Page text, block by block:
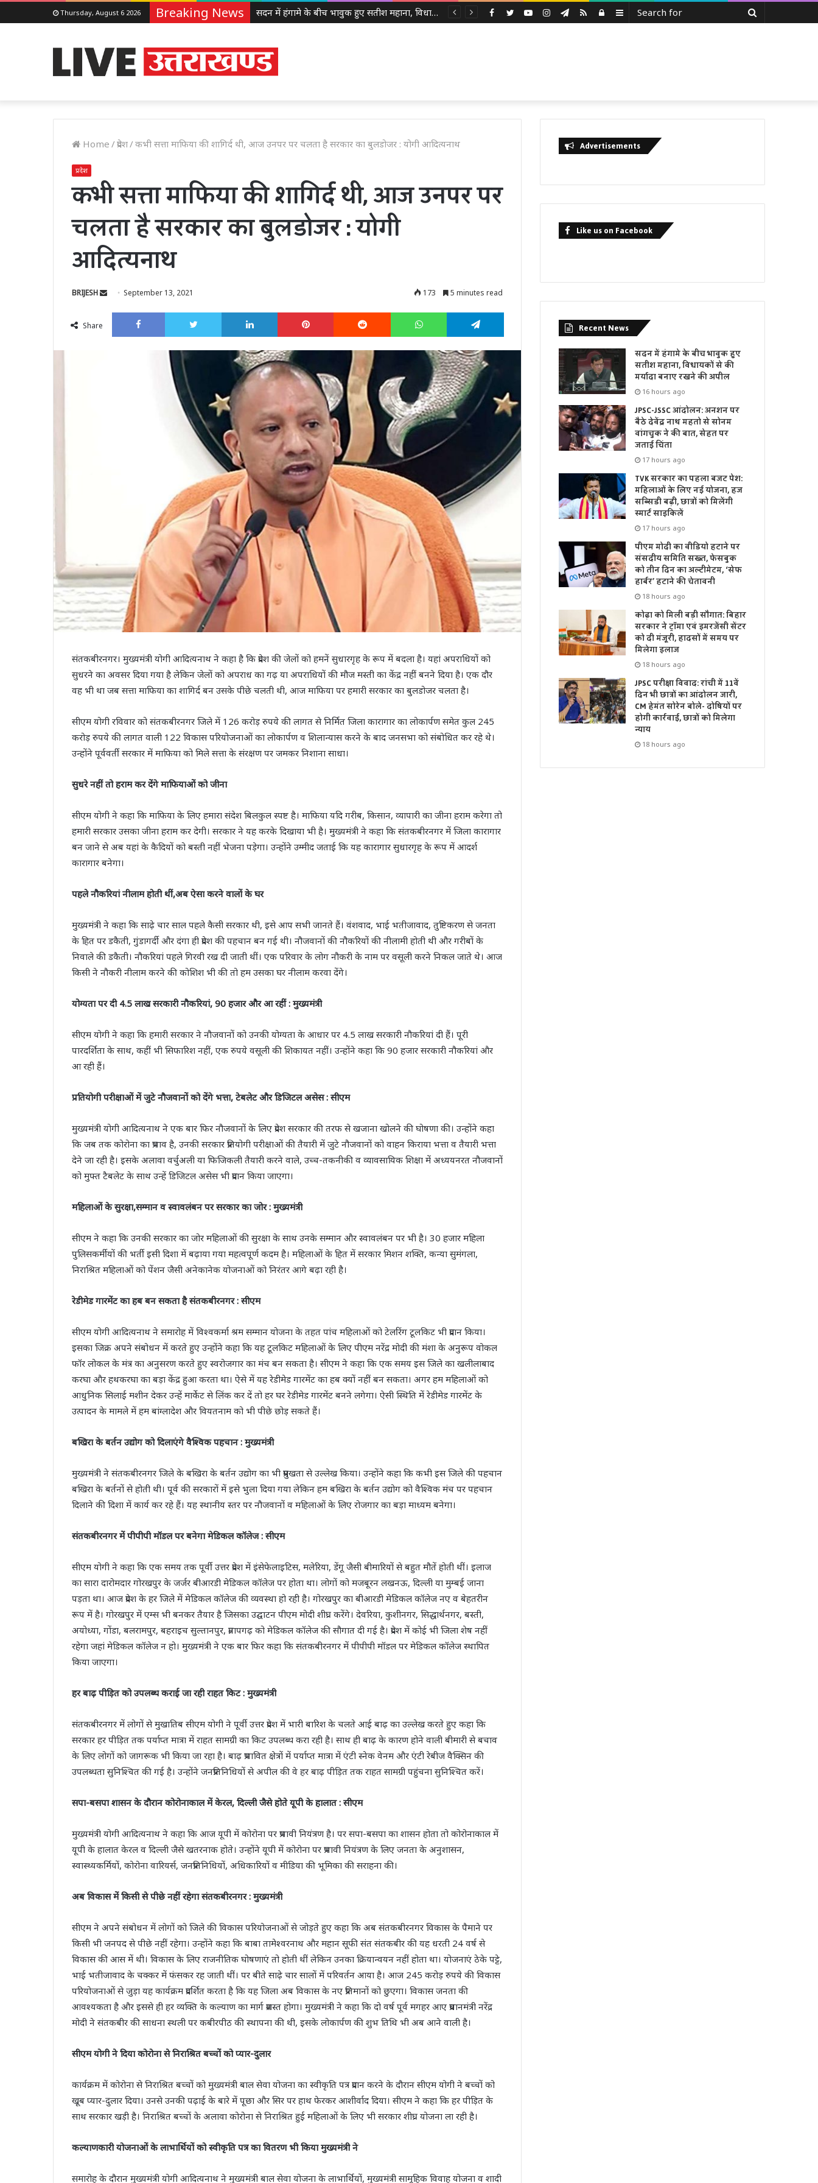
Thursday, August 6 2026 Breaking News सदन में हंगामे के बीच भावुक हुए सतीश महाना, विधायकों से की मर्यादा बनाए रखने की अपील Sidebar
Log
RSS
Telegram
Instagram
YouTube
Twitter
Facebook
Home /प्रदेश/कभी सत्ता माफिया की शागिर्द थी, आज उनपर पर चलता है सरकार का बुलडोजर : योगी आदित्यनाथ
प्रदेश
कभी सत्ता माफिया की शागिर्द थी, आज उनपर पर
चलता है सरकार का बुलडोजर : योगी
आदित्यनाथ
BRIJESH
Send September 13, 2021 173 5 minutes read
Share
Facebook Twitter LinkedIn Pinterest Reddit WhatsApp Telegram
संतकबीरनगर। मुख्यमंत्री योगी आदित्यनाथ ने कहा है कि प्रदेश की जेलों को हमनें सुधारगृह के रूप में बदला है। यहां अपराधियों को
सुधरने का अवसर दिया गया है लेकिन जेलों को अपराध का गढ़ या अपराधियों की मौज मस्ती का केंद्र नहीं बनने दिया है। एक दौर
वह भी था जब सत्ता माफिया का शागिर्द बन उसके पीछे चलती थी, आज माफिया पर हमारी सरकार का बुलडोजर चलता है।
सीएम योगी रविवार को संतकबीरनगर जिले में 126 करोड़ रुपये की लागत से निर्मित जिला कारागार का लोकार्पण समेत कुल 245
करोड़ रुपये की लागत वाली 122 विकास परियोजनाओं का लोकार्पण व शिलान्यास करने के बाद जनसभा को संबोधित कर रहे थे।
उन्होंने पूर्ववर्ती सरकार में माफिया को मिले सत्ता के संरक्षण पर जमकर निशाना साधा।
सुधरे नहीं तो हराम कर देंगे माफियाओं को जीना
सीएम योगी ने कहा कि माफिया के लिए हमारा संदेश बिलकुल स्पष्ट है। माफिया यदि गरीब, किसान, व्यापारी का जीना हराम करेगा तो
हमारी सरकार उसका जीना हराम कर देगी। सरकार ने यह करके दिखाया भी है। मुख्यमंत्री ने कहा कि संतकबीरनगर में जिला कारागार
बन जाने से अब यहां के कैदियों को बस्ती नहीं भेजना पड़ेगा। उन्होंने उम्मीद जताई कि यह कारागार सुधारगृह के रूप में आदर्श
कारागार बनेगा।
पहले नौकरियां नीलाम होती थीं,अब ऐसा करने वालों के घर
मुख्यमंत्री ने कहा कि साढ़े चार साल पहले कैसी सरकार थी, इसे आप सभी जानते हैं। वंशवाद, भाई भतीजावाद, तुष्टिकरण से जनता
के हित पर डकैती, गुंडागर्दी और दंगा ही प्रदेश की पहचान बन गई थी। नौजवानों की नौकरियों की नीलामी होती थी और गरीबों के
निवाले की डकैती। नौकरियां पहले गिरवी रख दी जाती थीं। एक परिवार के लोग नौकरी के नाम पर वसूली करने निकल जाते थे। आज
किसी ने नौकरी नीलाम करने की कोशिश भी की तो हम उसका घर नीलाम करवा देंगे।
योग्यता पर दी 4.5 लाख सरकारी नौकरियां, 90 हजार और आ रहीं : मुख्यमंत्री
सीएम योगी ने कहा कि हमारी सरकार ने नौजवानों को उनकी योग्यता के आधार पर 4.5 लाख सरकारी नौकरियां दी हैं। पूरी
पारदर्शिता के साथ, कहीं भी सिफारिश नहीं, एक रुपये वसूली की शिकायत नहीं। उन्होंने कहा कि 90 हजार सरकारी नौकरियां और
आ रही हैं।
प्रतियोगी परीक्षाओं में जुटे नौजवानों को देंगे भत्ता, टेबलेट और डिजिटल असेस : सीएम
मुख्यमंत्री योगी आदित्यनाथ ने एक बार फिर नौजवानों के लिए प्रदेश सरकार की तरफ से खजाना खोलने की घोषणा की। उन्होंने कहा
कि जब तक कोरोना का प्रभाव है, उनकी सरकार प्रतियोगी परीक्षाओं की तैयारी में जुटे नौजवानों को वाहन किराया भत्ता व तैयारी भत्ता
देने जा रही है। इसके अलावा वर्चुअली या फिजिकली तैयारी करने वाले, उच्च-तकनीकी व व्यावसायिक शिक्षा में अध्ययनरत नौजवानों
को मुफ्त टैबलेट के साथ उन्हें डिजिटल असेस भी प्रदान किया जाएगा।
महिलाओं के सुरक्षा,सम्मान व स्वावलंबन पर सरकार का जोर : मुख्यमंत्री
सीएम ने कहा कि उनकी सरकार का जोर महिलाओं की सुरक्षा के साथ उनके सम्मान और स्वावलंबन पर भी है। 30 हजार महिला
पुलिसकर्मीयों की भर्ती इसी दिशा में बढ़ाया गया महत्वपूर्ण कदम है। महिलाओं के हित में सरकार मिशन शक्ति, कन्या सुमंगला,
निराश्रित महिलाओं को पेंशन जैसी अनेकानेक योजनाओं को निरंतर आगे बढ़ा रही है।
रेडीमेड गारमेंट का हब बन सकता है संतकबीरनगर : सीएम
सीएम योगी आदित्यनाथ ने समारोह में विश्वकर्मा श्रम सम्मान योजना के तहत पांच महिलाओं को टेलरिंग टूलकिट भी प्रदान किया।
इसका जिक्र अपने संबोधन में करते हुए उन्होंने कहा कि यह टूलकिट महिलाओं के लिए पीएम नरेंद्र मोदी की मंशा के अनुरूप वोकल
फॉर लोकल के मंत्र का अनुसरण करते हुए स्वरोजगार का मंच बन सकता है। सीएम ने कहा कि एक समय इस जिले का खलीलाबाद
करघा और हथकरघा का बड़ा केंद्र हुआ करता था। ऐसे में यह रेडीमेड गारमेंट का हब क्यों नहीं बन सकता। अगर हम महिलाओं को
आधुनिक सिलाई मशीन देकर उन्हें मार्केट से लिंक कर दें तो हर घर रेडीमेड गारमेंट बनने लगेगा। ऐसी स्थिति में रेडीमेड गारमेंट के
उत्पादन के मामले में हम बांग्लादेश और वियतनाम को भी पीछे छोड़ सकते हैं।
बखिरा के बर्तन उद्योग को दिलाएंगे वैश्विक पहचान : मुख्यमंत्री
मुख्यमंत्री ने संतकबीरनगर जिले के बखिरा के बर्तन उद्योग का भी प्रमुखता से उल्लेख किया। उन्होंने कहा कि कभी इस जिले की पहचान
बखिरा के बर्तनों से होती थी। पूर्व की सरकारों में इसे भुला दिया गया लेकिन हम बखिरा के बर्तन उद्योग को वैश्विक मंच पर पहचान
दिलाने की दिशा में कार्य कर रहे हैं। यह स्थानीय स्तर पर नौजवानों व महिलाओं के लिए रोजगार का बड़ा माध्यम बनेगा।
संतकबीरनगर में पीपीपी मॉडल पर बनेगा मेडिकल कॉलेज : सीएम
सीएम योगी ने कहा कि एक समय तक पूर्वी उत्तर प्रदेश में इंसेफेलाइटिस, मलेरिया, डेंगू जैसी बीमारियों से बहुत मौतें होती थीं। इलाज
का सारा दारोमदार गोरखपुर के जर्जर बीआरडी मेडिकल कॉलेज पर होता था। लोगों को मजबूरन लखनऊ, दिल्ली या मुम्बई जाना
पड़ता था। आज प्रदेश के हर जिले में मेडिकल कॉलेज की व्यवस्था हो रही है। गोरखपुर का बीआरडी मेडिकल कॉलेज नए व बेहतरीन
रूप में है। गोरखपुर में एम्स भी बनकर तैयार है जिसका उद्घाटन पीएम मोदी शीघ्र करेंगे। देवरिया, कुशीनगर, सिद्धार्थनगर, बस्ती,
अयोध्या, गोंडा, बलरामपुर, बहराइच सुल्तानपुर, प्रतापगढ़ को मेडिकल कॉलेज की सौगात दी गई है। प्रदेश में कोई भी जिला शेष नहीं
रहेगा जहां मेडिकल कॉलेज न हो। मुख्यमंत्री ने एक बार फिर कहा कि संतकबीरनगर में पीपीपी मॉडल पर मेडिकल कॉलेज स्थापित
किया जाएगा।
हर बाढ़ पीड़ित को उपलब्ध कराई जा रही राहत किट : मुख्यमंत्री
संतकबीरनगर में लोगों से मुखातिब सीएम योगी ने पूर्वी उत्तर प्रदेश में भारी बारिश के चलते आई बाढ़ का उल्लेख करते हुए कहा कि
सरकार हर पीड़ित तक पर्याप्त मात्रा में राहत सामग्री का किट उपलब्ध करा रही है। साथ ही बाढ़ के कारण होने वाली बीमारी से बचाव
के लिए लोगों को जागरूक भी किया जा रहा है। बाढ़ प्रभावित क्षेत्रों में पर्याप्त मात्रा में एंटी स्नेक वेनम और एंटी रेबीज वैक्सिन की
उपलब्धता सुनिश्चित की गई है। उन्होंने जनप्रतिनिधियों से अपील की वे हर बाढ़ पीड़ित तक राहत सामग्री पहुंचना सुनिश्चित करें।
सपा-बसपा शासन के दौरान कोरोनाकाल में केरल, दिल्ली जैसे होते यूपी के हालात : सीएम
मुख्यमंत्री योगी आदित्यनाथ ने कहा कि आज यूपी में कोरोना पर प्रभावी नियंत्रण है। पर सपा-बसपा का शासन होता तो कोरोनाकाल में
यूपी के हालात केरल व दिल्ली जैसे खतरनाक होते। उन्होंने यूपी में कोरोना पर प्रभावी नियंत्रण के लिए जनता के अनुशासन,
स्वास्थ्यकर्मियों, कोरोना वारियर्स, जनप्रतिनिधियों, अधिकारियों व मीडिया की भूमिका की सराहना की।
अब विकास में किसी से पीछे नहीं रहेगा संतकबीरनगर : मुख्यमंत्री
सीएम ने अपने संबोधन में लोगों को जिले की विकास परियोजनाओं से जोड़ते हुए कहा कि अब संतकबीरनगर विकास के पैमाने पर
किसी भी जनपद से पीछे नहीं रहेगा। उन्होंने कहा कि बाबा तामेश्वरनाथ और महान सूफी संत संतकबीर की यह धरती 24 वर्ष से
विकास की आस में थी। विकास के लिए राजनीतिक घोषणाएं तो होती थीं लेकिन उनका क्रियान्वयन नहीं होता था। योजनाएं ठेके पट्टे,
भाई भतीजावाद के चक्कर में फंसकर रह जाती थीं। पर बीते साढ़े चार सालों में परिवर्तन आया है। आज 245 करोड़ रुपये की विकास
परियोजनाओं से जुड़ा यह कार्यक्रम प्रदर्शित करता है कि यह जिला अब विकास के नए प्रतिमानों को छुएगा। विकास जनता की
आवश्यकता है और इससे ही हर व्यक्ति के कल्याण का मार्ग प्रशस्त होगा। मुख्यमंत्री ने कहा कि दो वर्ष पूर्व मगहर आए प्रधानमंत्री नरेंद्र
मोदी ने संतकबीर की साधना स्थली पर कबीरपीठ की स्थापना की थी, इसके लोकार्पण की शुभ तिथि भी अब आने वाली है।
सीएम योगी ने दिया कोरोना से निराश्रित बच्चों को प्यार-दुलार
कार्यक्रम में कोरोना से निराश्रित बच्चों को मुख्यमंत्री बाल सेवा योजना का स्वीकृति पत्र प्रदान करने के दौरान सीएम योगी ने बच्चों को
खूब प्यार-दुलार दिया। उनसे उनकी पढ़ाई के बारे में पूछा और सिर पर हाथ फेरकर आशीर्वाद दिया। सीएम ने कहा कि हर पीड़ित के
साथ सरकार खड़ी है। निराश्रित बच्चों के अलावा कोरोना से निराश्रित हुई महिलाओं के लिए भी सरकार शीघ्र योजना ला रही है।
कल्याणकारी योजनाओं के लाभार्थियों को स्वीकृति पत्र का वितरण भी किया मुख्यमंत्री ने
समारोह के दौरान मुख्यमंत्री योगी आदित्यनाथ ने मुख्यमंत्री बाल सेवा योजना के लाभार्थियों, मुख्यमंत्री सामूहिक विवाह योजना व शादी
Advertisements
Like us on Facebook
Recent News
सदन में हंगामे के बीच भावुक हुए
सतीश महाना, विधायकों से की
मर्यादा बनाए रखने की अपील
16 hours ago
JPSC-JSSC आंदोलन: अनशन पर
बैठे देवेंद्र नाथ महतो से सोनम
वांगचुक ने की बात, सेहत पर
जताई चिंता
17 hours ago
TVK सरकार का पहला बजट पेश:
महिलाओं के लिए नई योजना, हज
सब्सिडी बढ़ी, छात्रों को मिलेंगी
स्मार्ट साइकिलें
17 hours ago
पीएम मोदी का वीडियो हटाने पर
संसदीय समिति सख्त, फेसबुक
को तीन दिन का अल्टीमेटम, ‘सेफ
हार्बर’ हटाने की चेतावनी
18 hours ago
कोढ़ा को मिली बड़ी सौगात: बिहार
सरकार ने ट्रॉमा एवं इमरजेंसी सेंटर
को दी मंजूरी, हादसों में समय पर
मिलेगा इलाज
18 hours ago
JPSC परीक्षा विवाद: रांची में 11वें
दिन भी छात्रों का आंदोलन जारी,
CM हेमंत सोरेन बोले- दोषियों पर
होगी कार्रवाई, छात्रों को मिलेगा
न्याय
18 hours ago